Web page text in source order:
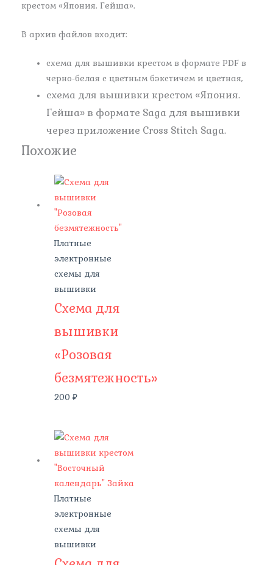
крестом «Япония. Гейша».
В архив файлов входит:
схема для вышивки крестом в формате PDF в
черно-белая с цветным бэкстичем и цветная,
схема для вышивки крестом «Япония.
Гейша» в формате Saga для вышивки
через приложение Cross Stitch Saga.
Похожие
Платные
электронные
схемы для
вышивки
Схема для
вышивки
«Розовая
безмятежность»
200₽
Платные
электронные
схемы для
вышивки